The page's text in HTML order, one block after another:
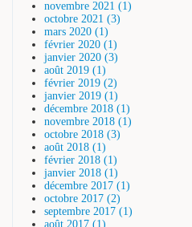
novembre 2021 (1)
octobre 2021 (3)
mars 2020 (1)
février 2020 (1)
janvier 2020 (3)
août 2019 (1)
février 2019 (2)
janvier 2019 (1)
décembre 2018 (1)
novembre 2018 (1)
octobre 2018 (3)
août 2018 (1)
février 2018 (1)
janvier 2018 (1)
décembre 2017 (1)
octobre 2017 (2)
septembre 2017 (1)
août 2017 (1)